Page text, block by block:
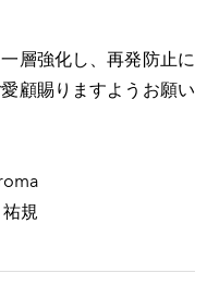
層強化し、再発防止に
顧賜りますようお願い
規